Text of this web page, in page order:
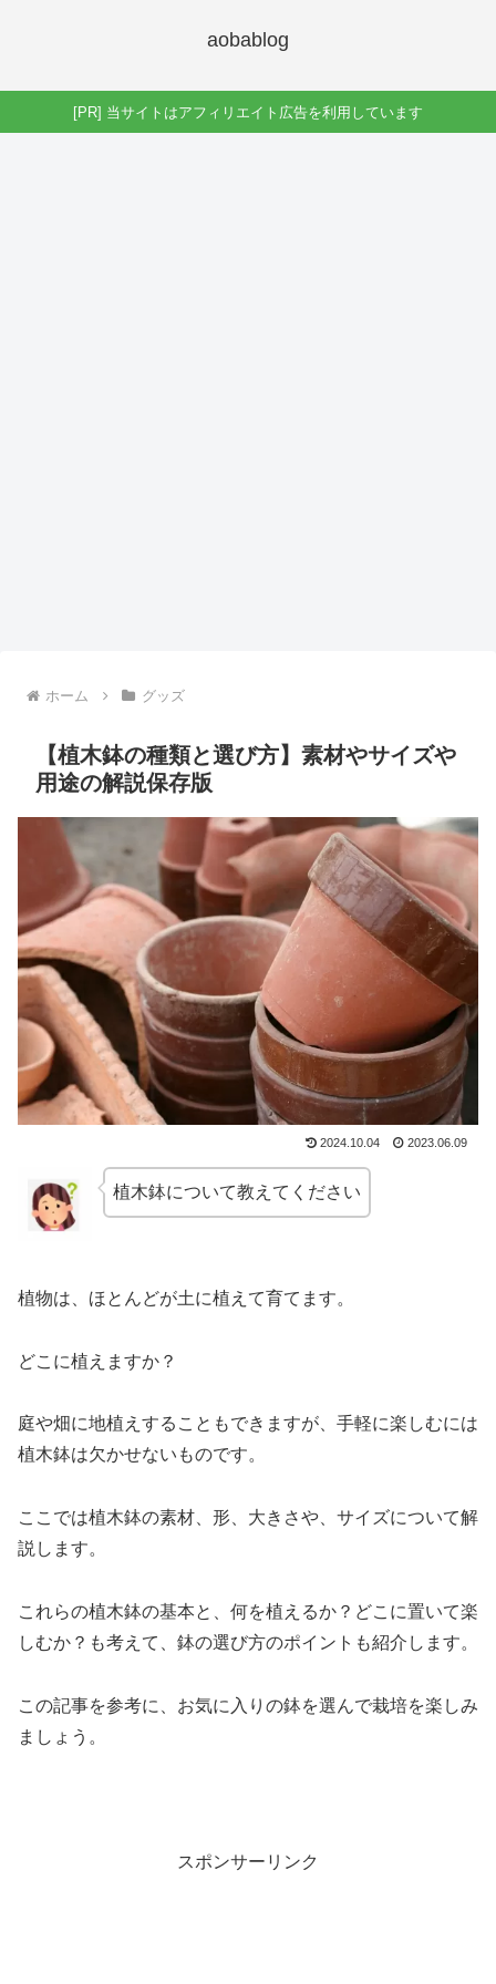
aobablog
[PR] 当サイトはアフィリエイト広告を利用しています
ホーム グッズ
【植木鉢の種類と選び方】素材やサイズや
用途の解説保存版
2024.10.04 2023.06.09
植木鉢について教えてください
植物は、ほとんどが土に植えて育てます。
どこに植えますか？
庭や畑に地植えすることもできますが、手軽に楽しむには
植木鉢は欠かせないものです。
ここでは植木鉢の素材、形、大きさや、サイズについて解
説します。
これらの植木鉢の基本と、何を植えるか？どこに置いて楽
しむか？も考えて、鉢の選び方のポイントも紹介します。
この記事を参考に、お気に入りの鉢を選んで栽培を楽しみ
ましょう。
スポンサーリンク